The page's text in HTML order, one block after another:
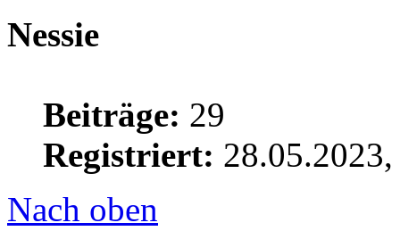
Nessie
Beiträge: 29
Registriert:
Nach oben